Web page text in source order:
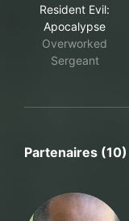
Resident Evil:
Apocalypse
Overworked
Sergeant
Partenaires (10)